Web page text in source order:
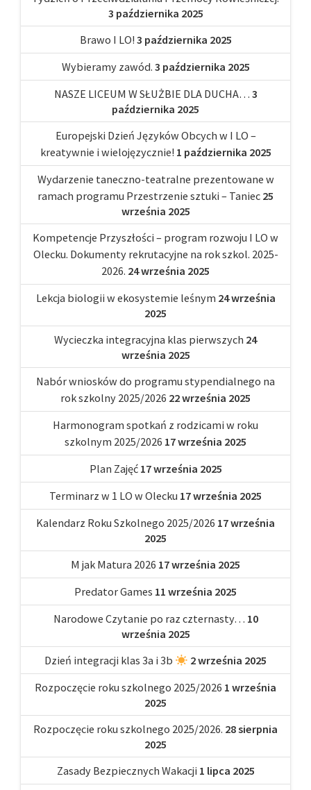
3 października 2025
Brawo I LO! 3 października 2025
Wybieramy zawód. 3 października 2025
NASZE LICEUM W SŁUŻBIE DLA DUCHA… 3
października 2025
Europejski Dzień Języków Obcych w I LO –
kreatywnie i wielojęzycznie! 1 października 2025
Wydarzenie taneczno-teatralne prezentowane w
ramach programu Przestrzenie sztuki – Taniec 25
września 2025
Kompetencje Przyszłości – program rozwoju I LO w
Olecku. Dokumenty rekrutacyjne na rok szkol. 2025-
2026. 24 września 2025
Lekcja biologii w ekosystemie leśnym 24 września
2025
Wycieczka integracyjna klas pierwszych 24
września 2025
Nabór wniosków do programu stypendialnego na
rok szkolny 2025/2026 22 września 2025
Harmonogram spotkań z rodzicami w roku
szkolnym 2025/2026 17 września 2025
Plan Zajęć 17 września 2025
Terminarz w 1 LO w Olecku 17 września 2025
Kalendarz Roku Szkolnego 2025/2026 17 września
2025
M jak Matura 2026 17 września 2025
Predator Games 11 września 2025
Narodowe Czytanie po raz czternasty… 10
września 2025
Dzień integracji klas 3a i 3b
2 września 2025
Rozpoczęcie roku szkolnego 2025/2026 1 września
2025
Rozpoczęcie roku szkolnego 2025/2026. 28 sierpnia
2025
Zasady Bezpiecznych Wakacji 1 lipca 2025